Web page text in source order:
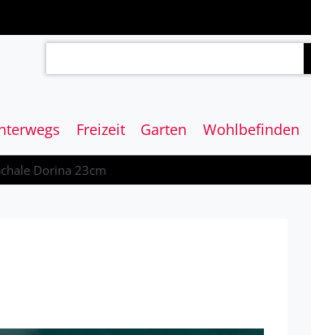
Freizeit Garten Wohlbefinden
Dorina 23cm